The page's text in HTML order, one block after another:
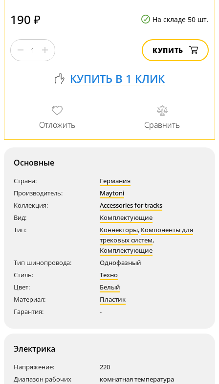
190 ₽ На складе 50 шт.
КУПИТЬ
Основные
Страна:
Германия
Производитель:
Maytoni
Коллекция:
Accessories for tracks
Вид:
Комплектующие
Тип:
Коннекторы, Компоненты для
трековых систем,
Комплектующие
Тип шинопровода:
Однофазный
Стиль:
Техно
Цвет:
Белый
Материал:
Пластик
Гарантия:
-
Электрика
Напряжение:
220
Диапазон рабочих
комнатная температура